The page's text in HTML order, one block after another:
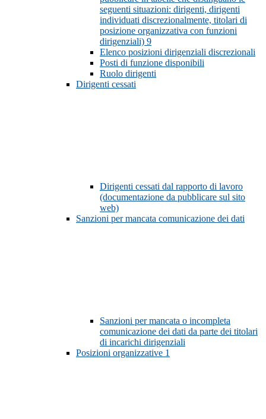
seguenti situazioni: dirigenti, dirigenti
individuati discrezionalmente, titolari di
posizione organizzativa con funzioni
dirigenziali) 9
Elenco posizioni dirigenziali discrezionali
Posti di funzione disponibili
Ruolo dirigenti
Dirigenti cessati
Dirigenti cessati dal rapporto di lavoro
(documentazione da pubblicare sul sito
web)
Sanzioni per mancata comunicazione dei dati
Sanzioni per mancata o incompleta
comunicazione dei dati da parte dei titolari
di incarichi dirigenziali
Posizioni organizzative 1